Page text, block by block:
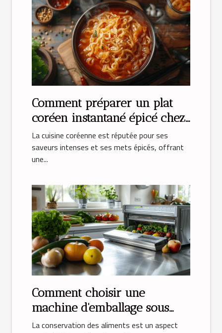
Comment préparer un plat
coréen instantané épicé chez
soi
La cuisine coréenne est réputée pour ses
saveurs intenses et ses mets épicés, offrant
une...
Comment choisir une
machine d'emballage sous
vide idéale pour la maison
La conservation des aliments est un aspect